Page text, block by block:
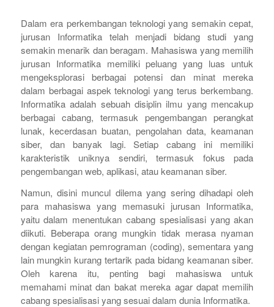
Dalam era perkembangan teknologi yang semakin cepat,
jurusan Informatika telah menjadi bidang studi yang
semakin menarik dan beragam. Mahasiswa yang memilih
jurusan Informatika memiliki peluang yang luas untuk
mengeksplorasi berbagai potensi dan minat mereka
dalam berbagai aspek teknologi yang terus berkembang.
Informatika adalah sebuah disiplin ilmu yang mencakup
berbagai cabang, termasuk pengembangan perangkat
lunak, kecerdasan buatan, pengolahan data, keamanan
siber, dan banyak lagi. Setiap cabang ini memiliki
karakteristik uniknya sendiri, termasuk fokus pada
pengembangan web, aplikasi, atau keamanan siber.
Namun, disini muncul dilema yang sering dihadapi oleh
para mahasiswa yang memasuki jurusan Informatika,
yaitu dalam menentukan cabang spesialisasi yang akan
diikuti. Beberapa orang mungkin tidak merasa nyaman
dengan kegiatan pemrograman (coding), sementara yang
lain mungkin kurang tertarik pada bidang keamanan siber.
Oleh karena itu, penting bagi mahasiswa untuk
memahami minat dan bakat mereka agar dapat memilih
cabang spesialisasi yang sesuai dalam dunia Informatika.